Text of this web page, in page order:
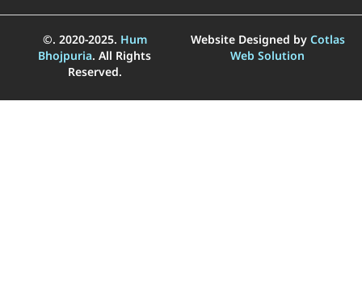
©. 2020-2025. Hum
Bhojpuria. All Rights
Reserved.
Website Designed by Cotlas
Web Solution